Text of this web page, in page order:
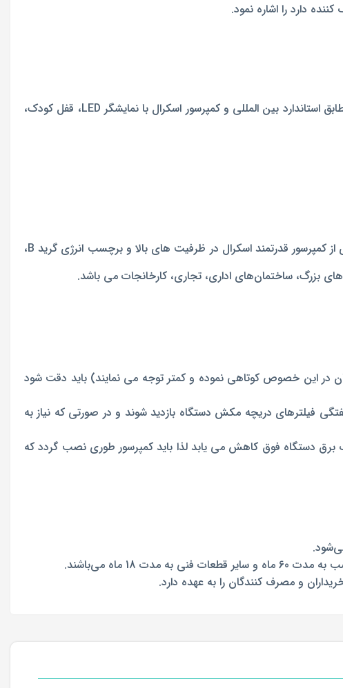
دارد را اشاره نمود.
مجهز به پنل یونیت داخلی با طراحی لوکس و مدرن مطابق استاندارد بین المللی و کمپرسور اسکرال با نمایشگر LED، قفل کودک،
با ظرفیت BTU/hr 48000 مدل TAC-48FS/CT با قابلیت سرمایش و گرمایش، گاز مبرد R22 و بهره گیری از کمپرسور قدرتمند اسکرال در ظرفیت های بالا و برچسب انرژی گرید B،
در این خصوص کوتاهی نموده و کمتر توجه می نمایند) باید دقت شود
دریچه مکش دستگاه بازدید شوند و در صورتی که نیاز به
دستگاه فوق کاهش می یابد لذا باید کمپرسور طوری نصب گردد که